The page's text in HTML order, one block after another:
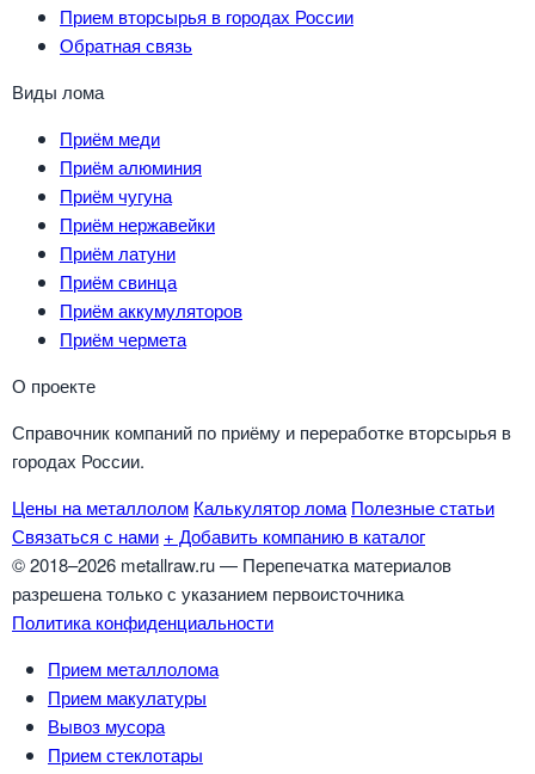
Прием вторсырья в городах России
Обратная связь
Виды лома
Приём меди
Приём алюминия
Приём чугуна
Приём нержавейки
Приём латуни
Приём свинца
Приём аккумуляторов
Приём чермета
О проекте
Справочник компаний по приёму и переработке вторсырья в
городах России.
Цены на металлолом Калькулятор лома Полезные статьи
Связаться с нами + Добавить компанию в каталог
© 2018–2026 metallraw.ru — Перепечатка материалов
разрешена только с указанием первоисточника
Политика конфиденциальности
Прием металлолома
Прием макулатуры
Вывоз мусора
Прием стеклотары